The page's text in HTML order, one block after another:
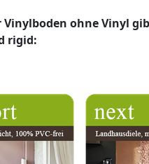
Vinylboden ohne Vinyl
rigid: